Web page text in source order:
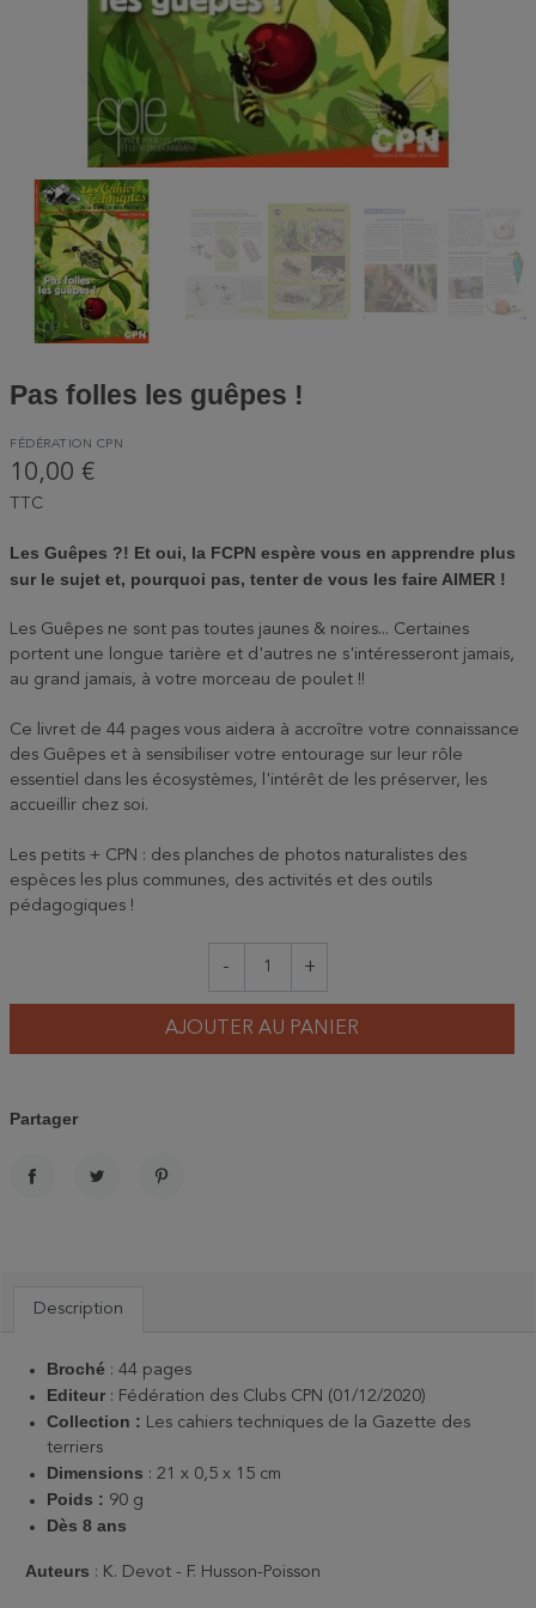
Pas folles les guêpes !
FÉDÉRATION CPN
10,00 €
TTC
Les Guêpes ?! Et oui, la FCPN espère vous en apprendre plus
sur le sujet et, pourquoi pas, tenter de vous les faire AIMER !
Les Guêpes ne sont pas toutes jaunes & noires... Certaines
portent une longue tarière et d'autres ne s'intéresseront jamais,
au grand jamais, à votre morceau de poulet !!
Ce livret de 44 pages vous aidera à accroître votre connaissance
des Guêpes et à sensibiliser votre entourage sur leur rôle
essentiel dans les écosystèmes, l'intérêt de les préserver, les
accueillir chez soi.
Les petits + CPN : des planches de photos naturalistes des
espèces les plus communes, des activités et des outils
pédagogiques !
- +
AJOUTER AU PANIER
Partager
Description
Broché : 44 pages
Editeur : Fédération des Clubs CPN (01/12/2020)
Collection : Les cahiers techniques de la Gazette des
terriers
Dimensions : 21 x 0,5 x 15 cm
Poids : 90 g
Dès 8 ans
Auteurs : K. Devot - F. Husson-Poisson